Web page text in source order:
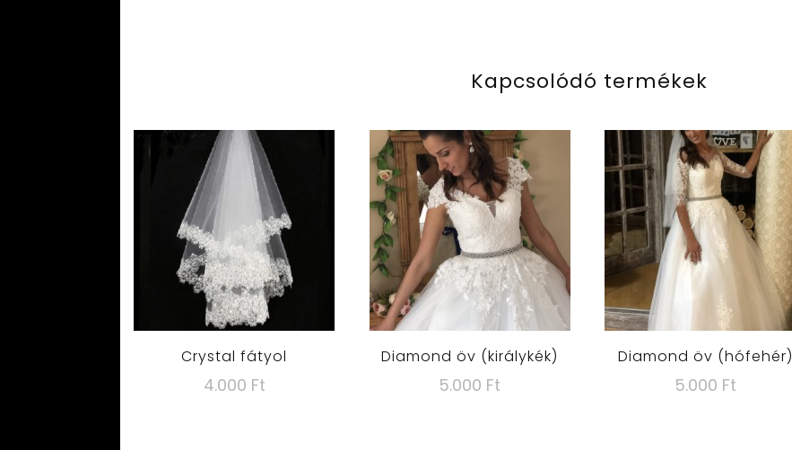
Kapcsolódó termékek
Crystal fátyol
4.000 Ft
Diamond öv (királykék)
5.000 Ft
Diamond öv (hófehér)
5.000 Ft